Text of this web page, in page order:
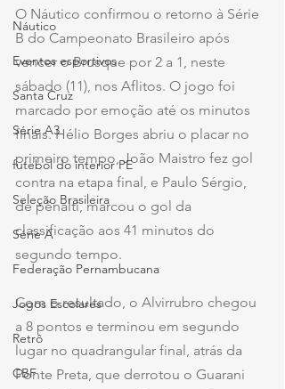
Náutico
Eventos esportivos
Santa Cruz
Série A3
futebol do interior PE
Seleção Brasileira
Série A
Federação Pernambucana
Jogos Escolares
Retrô
CBF
O Náutico confirmou o retorno à Série
B do Campeonato Brasileiro após
vencer o Brusque por 2 a 1, neste
sábado (11), nos Aflitos. O jogo foi
marcado por emoção até os minutos
finais. Hélio Borges abriu o placar no
primeiro tempo, João Maistro fez gol
contra na etapa final, e Paulo Sérgio,
de pênalti, marcou o gol da
classificação aos 41 minutos do
segundo tempo.
Com o resultado, o Alvirrubro chegou
a 8 pontos e terminou em segundo
lugar no quadrangular final, atrás da
Ponte Preta, que derrotou o Guarani